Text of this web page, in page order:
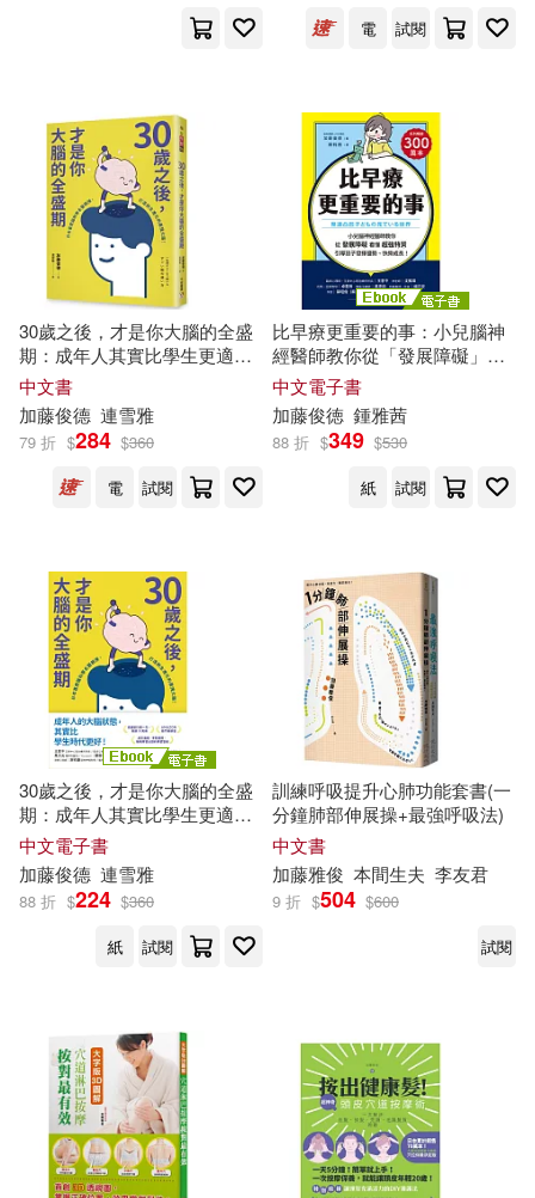
遼寧科學技術出版社(1)
電子書 (可複選)
適合手機平板閱讀(1)
適合平板閱讀(2)
其他 (可複選)
現在可購買商品(9)
價格
範圍
電
試閱
30歲之後，才是你大腦的全盛
期：成年人其實比學生更適合
讀書?日本首席腦科學名醫親
授，打造終生持續進化的最強
大腦!
中文書
加藤俊德 連雪雅
79 折 $284 $360
電
試閱
比早療更重要的事：小兒腦神
經醫師教你從「發展障礙」看
懂「超強特質」，引導孩子發
揮優勢、快樂成長! (電子書)
中文電子書
加藤俊徳 鍾雅茜
88 折 $349 $530
紙
試閱
30歲之後，才是你大腦的全盛
期：成年人其實比學生更適合
讀書?日本首席腦科學名醫親
授，打造終生持續進化的最強
大腦! (電子書)
中文電子書
加藤俊德 連雪雅
88 折 $224 $360
紙
試閱
訓練呼吸提升心肺功能套書(一
分鐘肺部伸展操+最強呼吸法)
中文書
加藤雅俊 本間生夫 李友君
9 折 $504 $600
試閱